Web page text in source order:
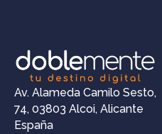
Av. Alameda Camilo Sesto,
74, 03803 Alcoi, Alicante
España